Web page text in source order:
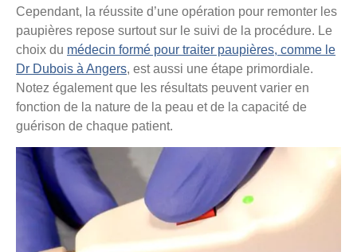
Cependant, la réussite d’une opération pour remonter les
paupières repose surtout sur le suivi de la procédure. Le
choix du médecin formé pour traiter paupières, comme le
Dr Dubois à Angers, est aussi une étape primordiale.
Notez également que les résultats peuvent varier en
fonction de la nature de la peau et de la capacité de
guérison de chaque patient.